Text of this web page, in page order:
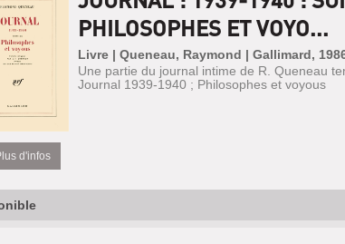
PHILOSOPHES ET VOYO...
Livre | Queneau, Raymond | Gallimard,
Une partie du journal intime de R. Queneau
Journal 1939-1940 ; Philosophes et voyous
d'infos